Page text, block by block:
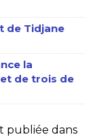
de Tidjane
la
de trois de
publiée dans